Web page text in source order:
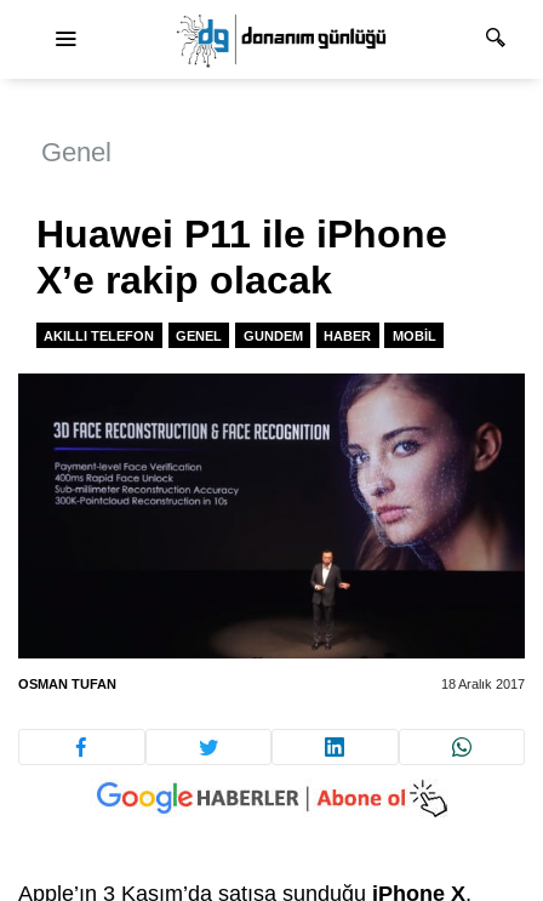
Genel
Huawei P11 ile iPhone
X’e rakip olacak
AKILLI TELEFON GENEL GUNDEM HABER MOBIL
OSMAN TUFAN 18 Aralık 2017
Apple’ın 3 Kasım’da satışa sunduğu iPhone X,